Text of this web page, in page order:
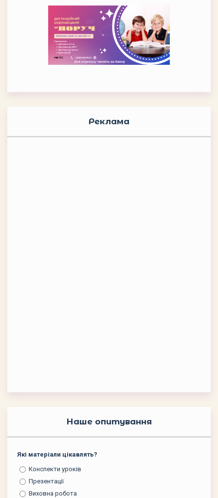
Реклама
Наше опитування
Які матеріали цікавлять?
Конспекти уроків
Презентації
Виховна робота